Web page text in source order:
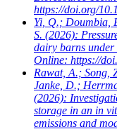
https://doi.org/
Yi, Q.; Doumbia,
S. (2026):
dairy barns
Online: https://
Rawat, A.; Song,
Janke, D.;
(2026):
storage in an in
emissions and